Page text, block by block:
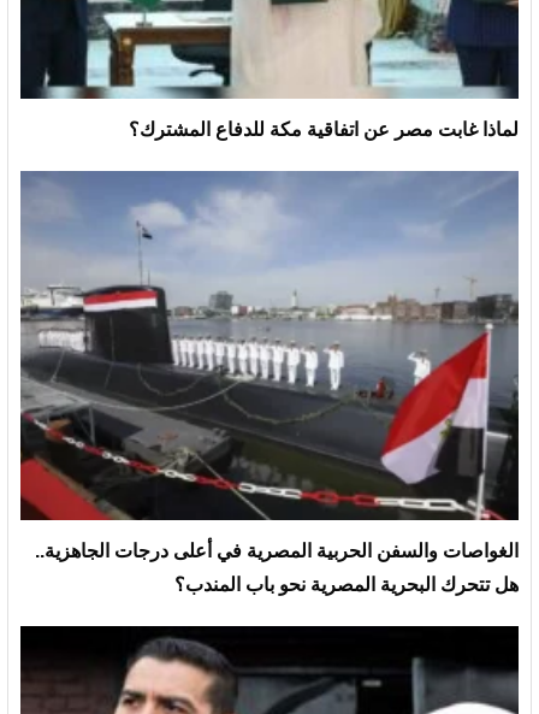
لماذا غابت مصر عن اتفاقية مكة للدفاع المشترك؟
الغواصات والسفن الحربية المصرية في أعلى درجات الجاهزية..
هل تتحرك البحرية المصرية نحو باب المندب؟